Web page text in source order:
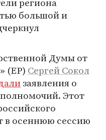
большой и
Думы от
(ЕР) Сергей Сокол
заявления о
Этот
в осеннюю сессию